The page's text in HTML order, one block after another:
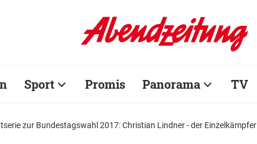
Sport Promis Panorama TV
zur Bundestagswahl 2017: Christian Lindner - der Einzelkämpfer